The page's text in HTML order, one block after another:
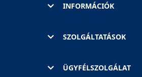
INFORMÁCIÓK
SZOLGÁLTATÁSOK
ÜGYFÉLSZOLGÁLAT